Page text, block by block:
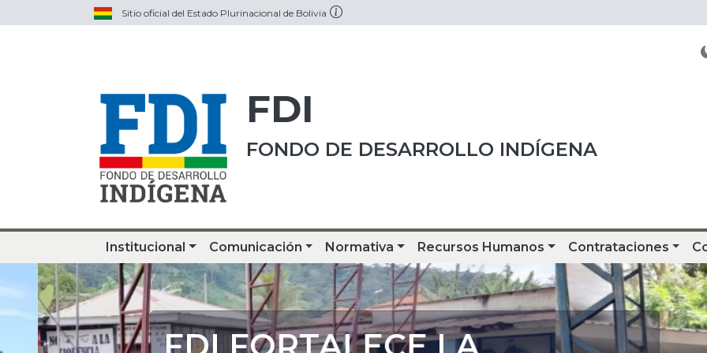
Sitio oficial del Estado Plurinacional de Bolivia
FDI
FONDO DE DESARROLLO INDÍGENA
Institucional Comunicación Normativa Recursos Humanos Contrataciones